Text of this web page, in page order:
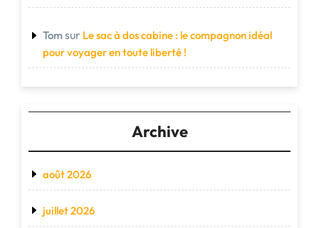
Tom sur Le sac à dos cabine : le compagnon idéal
pour voyager en toute liberté !
Archive
août 2026
juillet 2026